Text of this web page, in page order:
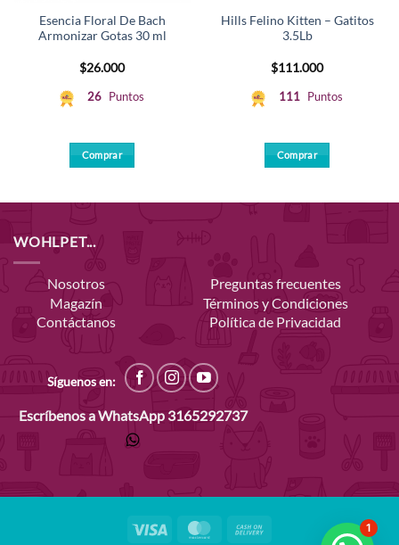
Esencia Floral De Bach
Armonizar Gotas 30 ml
$26.000
26 Puntos
Comprar
Hills Felino Kitten – Gatitos
3.5Lb
$111.000
111 Puntos
Comprar
WOHLPET...
Nosotros
Magazín
Contáctanos
Preguntas frecuentes
Términos y Condiciones
Política de Privacidad
Síguenos en:
Escríbenos a WhatsApp 3165292737
Visa MasterCard 1